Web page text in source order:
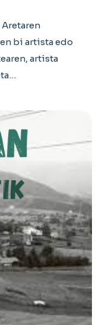
bi artista edo
artista